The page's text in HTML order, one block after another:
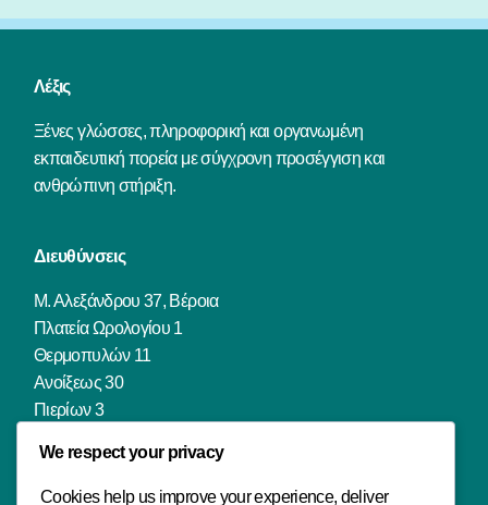
Λέξις
Ξένες γλώσσες, πληροφορική και οργανωμένη
εκπαιδευτική πορεία με σύγχρονη προσέγγιση και
ανθρώπινη στήριξη.
Διευθύνσεις
Μ. Αλεξάνδρου 37, Βέροια
Πλατεία Ωρολογίου 1
Θερμοπυλών 11
Ανοίξεως 30
Πιερίων 3
Φιλιππουπόλεως 18
Μ. Μπότσαρη 69
We respect your privacy
Cookies help us improve your experience, deliver